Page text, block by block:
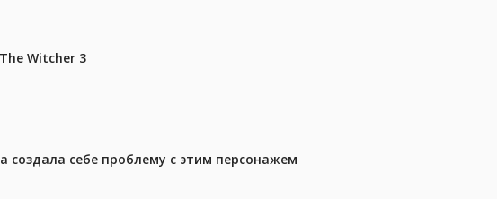
Witcher 3
себе проблему с этим персонажем